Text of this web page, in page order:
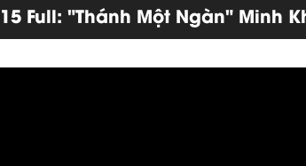
Full: "Thánh Một Ngàn" Minh